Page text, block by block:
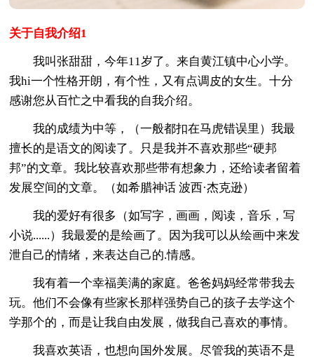
关于自我介绍1
我叫张甜甜，今年11岁了。来自黄江镇中心小学。
我hi一个性格开朗，有个性，又有点调皮的女生。十分
感谢您从百忙之中看我的自我介绍。
我的成绩为中等，（一般都扣在马虎错误里）我最
擅长的是语文的阅读了。只是我并不喜欢那些“硬邦
邦”的文章。我比较喜欢那些带有想象力，还给读者留着
发展空间的文章。（如希腊神话 波西·杰克逊）
我的爱好有很多（如写字，画画，阅读，音乐，写
小说......）我最爱的是绘画了。因为我可以从绘画中来发
泄自己的情绪，来表达自己的.情感。
我有着一个幸福美满的家庭。爸爸妈妈经常带我去
玩。他们不会像有些家长那样强势自己的孩子去学这个
学那个的，而是让我自由发展，做我自己喜欢的事情。
我喜欢英语，也想向国外发展。尽管我的英语不是